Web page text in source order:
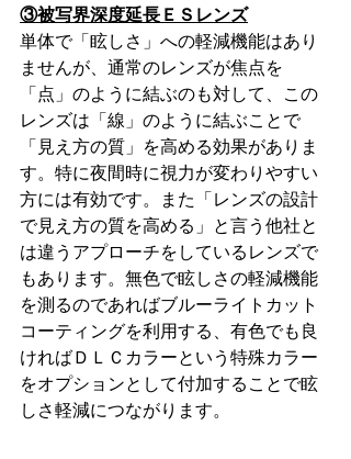
③被写界深度延長ＥＳレンズ
単体で「眩しさ」への軽減機能はあり
ませんが、通常のレンズが焦点を
「点」のように結ぶのも対して、この
レンズは「線」のように結ぶことで
「見え方の質」を高める効果がありま
す。特に夜間時に視力が変わりやすい
方には有効です。また「レンズの設計
で見え方の質を高める」と言う他社と
は違うアプローチをしているレンズで
もあります。無色で眩しさの軽減機能
を測るのであればブルーライトカット
コーティングを利用する、有色でも良
ければＤＬＣカラーという特殊カラー
をオプションとして付加することで眩
しさ軽減につながります。